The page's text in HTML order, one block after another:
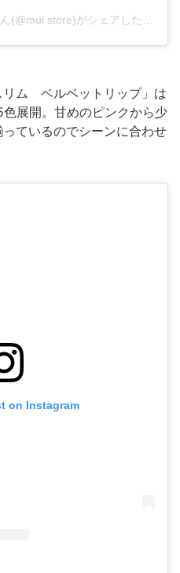
Korean Makeup & Skincareさん(@mui.store)がシェアした投稿
リム ベルベットリップ」は
展開。甘めのピンクから少
ているのでシーンに合わせ
on Instagram